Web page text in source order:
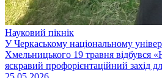
Науковий пікнік
У Черкаському національному
Хмельницького 19 травня відбувся
яскравий профорієнтаційний захід